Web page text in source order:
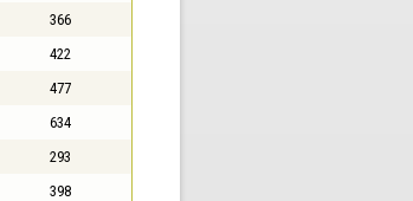
366
422
477
634
293
398